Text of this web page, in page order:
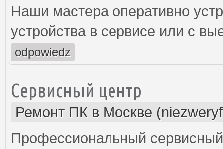
Наши мастера оперативно
устройства в сервисе или с
odpowiedz
Сервисный центр
Ремонт ПК в Москве
Профессиональный